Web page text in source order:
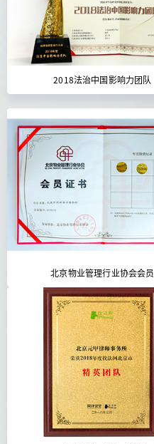
2018法治中国影响力团队
北京物业管理行业协会会员